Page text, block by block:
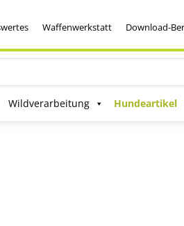
Waffenwerkstatt Download-
Wildverarbeitung Hundeartikel